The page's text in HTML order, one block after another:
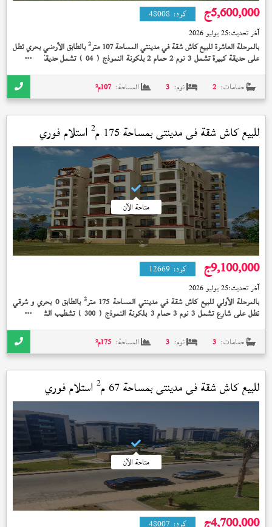
5,600,000ج كود: 48008
آخر تحديث:25 يوليو 2026
بالمرحلة العاشرة للبيع كاش شقة في مدينتي المساحة 107 متر 2بالطابق الأرضي بحري تطل
على حديقة كبيرة تشمل 3 نوم 2 حمام 2 بلكونة النموذج ( 04
2
مليون و 100 الف عبى 4 سنواتحمامات: 2 نوم: 3 المساحة: 107م²
للبيع كاش شقة فيمدينتيبمساحة 175 م 2 استلام فوري
متاحة الآن
9,100,000ج كود: 12669
آخر تحديث:25 يوليو 2026
بالمرحلة الأولي للبيع كاش شقة في مدينتي المساحة 175 متر 2 بالطابق 0 بحري و شرقي
تطل على شارع تشمل 3 نوم 3 حمام 3 بلكونة النموذج ( 300) تشطيب الشركة إستلام
حمامات: 3 نوم: 3 المساحة: 175م²
للبيع كاش شقة فيمدينتيبمساحة 67 م 2 استلام فوري
متاحة الآن
كود: 48007